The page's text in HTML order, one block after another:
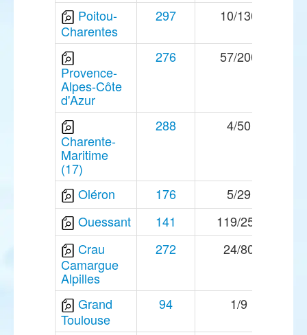
Poitou-
Charentes
297 10/130
Provence-
Alpes-Côte
d'Azur
276 57/200
Charente-
Maritime
(17)
288 4/50
Oléron 176
5/29
Ouessant
141
119/254
Crau
Camargue
Alpilles
272 24/80
Grand
Toulouse
94 1/9